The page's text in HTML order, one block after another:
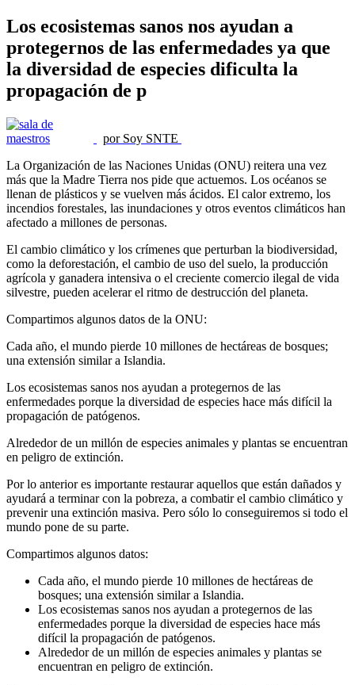
Los ecosistemas sanos nos ayudan a
protegernos de las enfermedades ya que
la diversidad de especies dificulta la
propagación de p
por Soy SNTE
La Organización de las Naciones Unidas (ONU) reitera una vez
más que la Madre Tierra nos pide que actuemos. Los océanos se
llenan de plásticos y se vuelven más ácidos. El calor extremo, los
incendios forestales, las inundaciones y otros eventos climáticos han
afectado a millones de personas.
El cambio climático y los crímenes que perturban la biodiversidad,
como la deforestación, el cambio de uso del suelo, la producción
agrícola y ganadera intensiva o el creciente comercio ilegal de vida
silvestre, pueden acelerar el ritmo de destrucción del planeta.
Compartimos algunos datos de la ONU:
Cada año, el mundo pierde 10 millones de hectáreas de bosques;
una extensión similar a Islandia.
Los ecosistemas sanos nos ayudan a protegernos de las
enfermedades porque la diversidad de especies hace más difícil la
propagación de patógenos.
Alrededor de un millón de especies animales y plantas se encuentran
en peligro de extinción.
Por lo anterior es importante restaurar aquellos que están dañados y
ayudará a terminar con la pobreza, a combatir el cambio climático y
prevenir una extinción masiva. Pero sólo lo conseguiremos si todo el
mundo pone de su parte.
Compartimos algunos datos:
Cada año, el mundo pierde 10 millones de hectáreas de
bosques; una extensión similar a Islandia.
Los ecosistemas sanos nos ayudan a protegernos de las
enfermedades porque la diversidad de especies hace más
difícil la propagación de patógenos.
Alrededor de un millón de especies animales y plantas se
encuentran en peligro de extinción.